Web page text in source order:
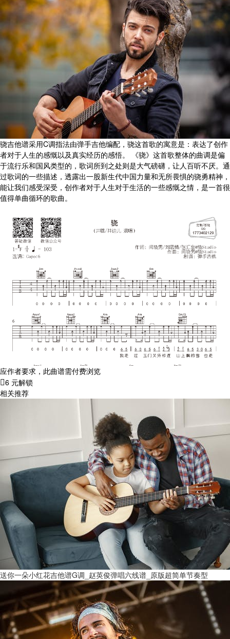
骁吉他谱采用C调指法由弹手吉他编配，骁这首歌的寓意是：表达了创作
者对于人生的感慨以及真实经历的感悟。 《骁》这首歌整体的曲调是偏
于流行乐和国风类型的，歌词所到之处则是大气磅礴，让人百听不厌。通
过歌词的一些描述，透露出一股新生代中国力量和无所畏惧的骁勇精神，
能让我们感受深受，创作者对于人生对于生活的一些感慨之情，是一首很
值得单曲循环的歌曲。
应作者要求，此曲谱需付费浏览
6 元解锁
相关推荐
送你一朵小红花吉他谱G调_赵英俊弹唱六线谱_原版超简单节奏型